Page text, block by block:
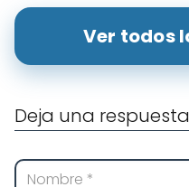
Ver todos
Deja una respuesta